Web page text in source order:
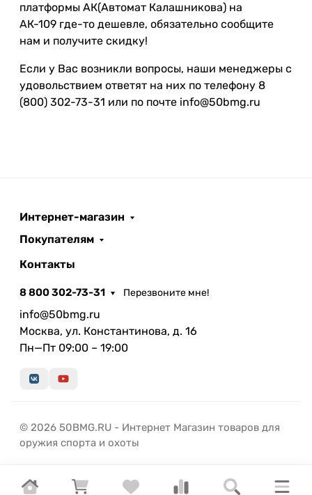
платформы АК(Автомат Калашникова) на
АК-109 где-то дешевле, обязательно сообщите
нам и получите скидку!
Если у Вас возникли вопросы, наши менеджеры с
удовольствием ответят на них по телефону 8
(800) 302-73-31 или по почте info@50bmg.ru
Интернет-магазин
Покупателям
Контакты
8 800 302-73-31 Перезвоните мне!
info@50bmg.ru
Москва, ул. Константинова, д. 16
Пн—Пт 09:00 – 19:00
© 2026 50BMG.RU - Интернет Магазин товаров для
оружия спорта и охоты